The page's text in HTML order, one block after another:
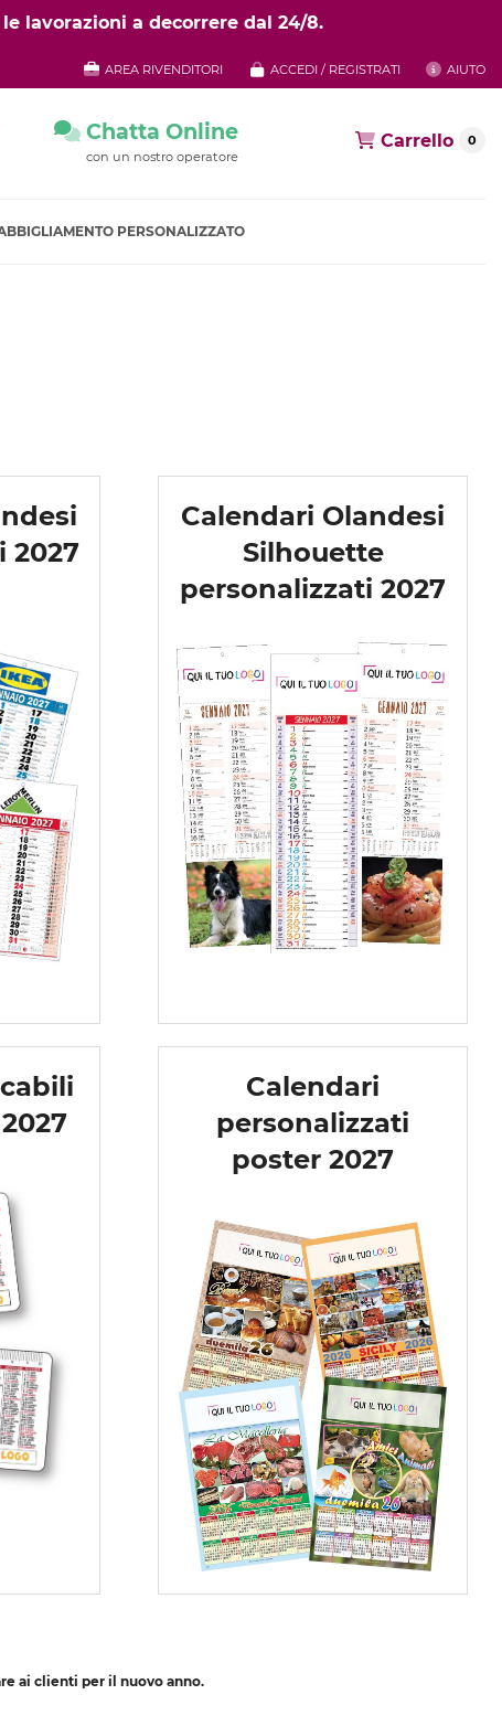
lavorazioni a decorrere dal 24/8.
AREA RIVENDITORI ACCEDI / REGISTRATI AIUTO
Chatta Online
con un nostro operatore
Carrello 0
PERSONALIZZATO
2027
Calendari Olandesi
Silhouette
personalizzati 2027
Calendari
personalizzati
poster 2027
ai clienti per il nuovo anno.